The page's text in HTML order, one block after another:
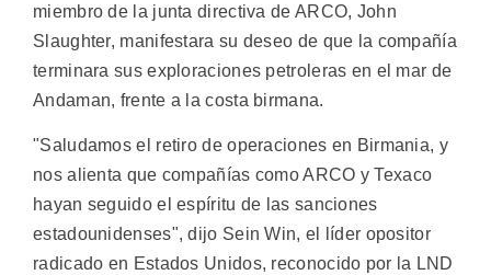
miembro de la junta directiva de ARCO, John
Slaughter, manifestara su deseo de que la compañía
terminara sus exploraciones petroleras en el mar de
Andaman, frente a la costa birmana.
"Saludamos el retiro de operaciones en Birmania, y
nos alienta que compañías como ARCO y Texaco
hayan seguido el espíritu de las sanciones
estadounidenses", dijo Sein Win, el líder opositor
radicado en Estados Unidos, reconocido por la LND